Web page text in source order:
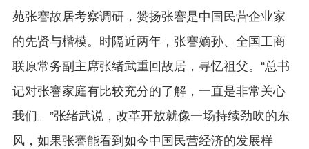
苑张謇故居考察调研，赞扬张謇是中国民营企业家
的先贤与楷模。时隔近两年，张謇嫡孙、全国工商
联原常务副主席张绪武重回故居，寻忆祖父。“总书
记对张謇家庭有比较充分的了解，一直是非常关心
我们。”张绪武说，改革开放就像一场持续劲吹的东
风，如果张謇能看到如今中国民营经济的发展样